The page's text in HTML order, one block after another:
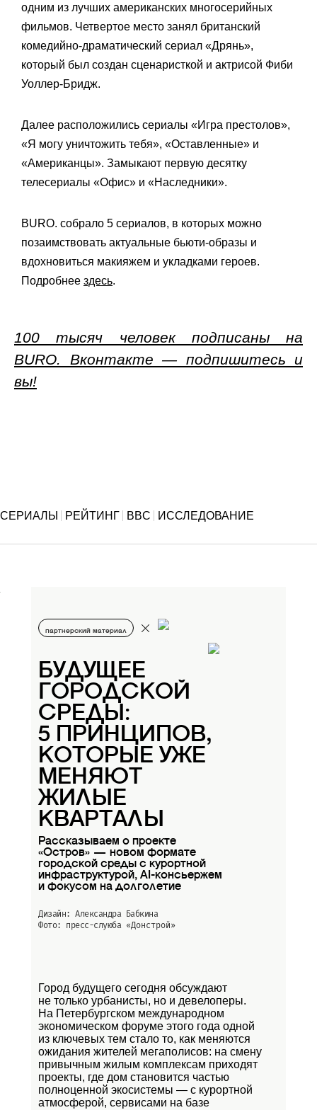
одним из лучших американских многосерийных
фильмов. Четвертое место занял британский
комедийно-драматический сериал «Дрянь»,
который был создан сценаристкой и актрисой Фиби
Уоллер-Бридж.
Далее расположились сериалы «Игра престолов»,
«Я могу уничтожить тебя», «Оставленные» и
«Американцы». Замыкают первую десятку
телесериалы «Офис» и «Наследники».
BURO. собрало 5 сериалов, в которых можно
позаимствовать актуальные бьюти-образы и
вдохновиться макияжем и укладками героев.
Подробнее здесь.
100 тысяч человек подписаны на
BURO. Вконтакте — подпишитесь и
вы!
СЕРИАЛЫ РЕЙТИНГ BBC ИССЛЕДОВАНИЕ
партнерский материал
БУДУЩЕЕ
ГОРОДСКОЙ
СРЕДЫ:
5 ПРИНЦИПОВ,
КОТОРЫЕ УЖЕ
МЕНЯЮТ
ЖИЛЫЕ
КВАРТАЛЫ
Рассказываем о проекте
«Остров» — новом формате
городской среды с курортной
инфраструктурой, AI-консьержем
и фокусом на долголетие
Дизайн: Александра Бабкина
Фото: пресс-слуюба «Донстрой»
Город будущего сегодня обсуждают
не только урбанисты, но и девелоперы.
На Петербургском международном
экономическом форуме этого года одной
из ключевых тем стало то, как меняются
ожидания жителей мегаполисов: на смену
привычным жилым комплексам приходят
проекты, где дом становится частью
полноценной экосистемы — с курортной
атмосферой, сервисами на базе